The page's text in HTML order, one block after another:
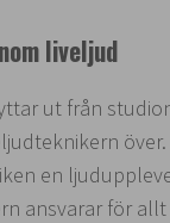
liveljud
ut från
en
ansvarar för